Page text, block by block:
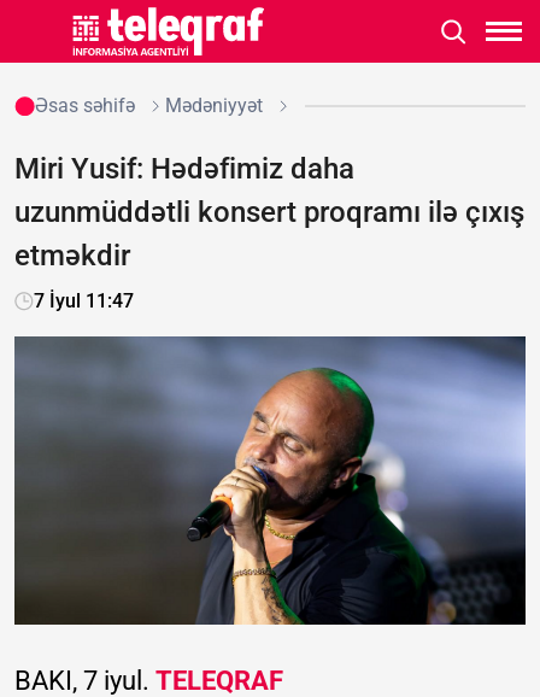
Əsas səhifə Mədəniyyət
Miri Yusif: Hədəfimiz daha
uzunmüddətli konsert proqramı ilə çıxış
etməkdir
7 İyul 11:47
BAKI, 7 iyul. TELEQRAF